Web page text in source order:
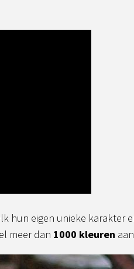
hun eigen unieke karakter
meer dan 1000 kleuren